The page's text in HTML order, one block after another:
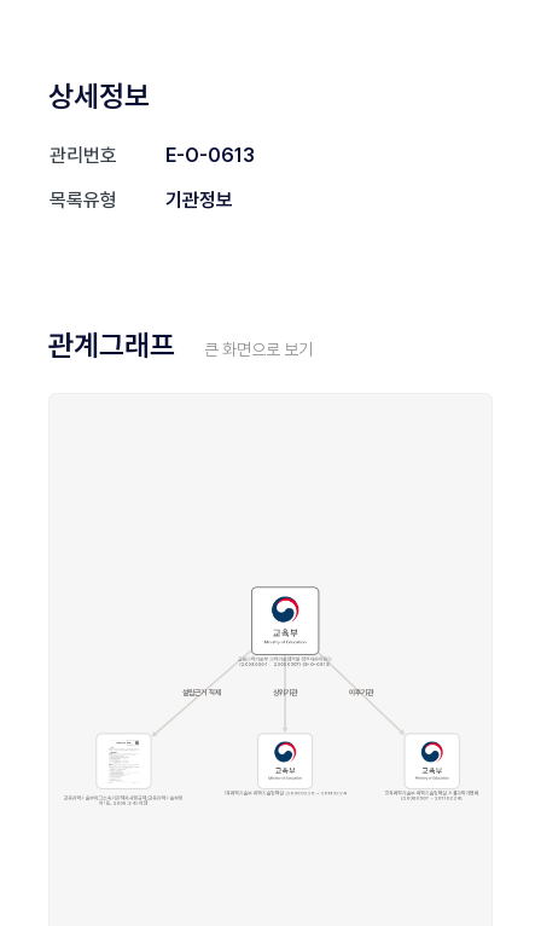
상세정보
관리번호
E-O-0613
목록유형
기관정보
관계그래프 큰 화면으로 보기